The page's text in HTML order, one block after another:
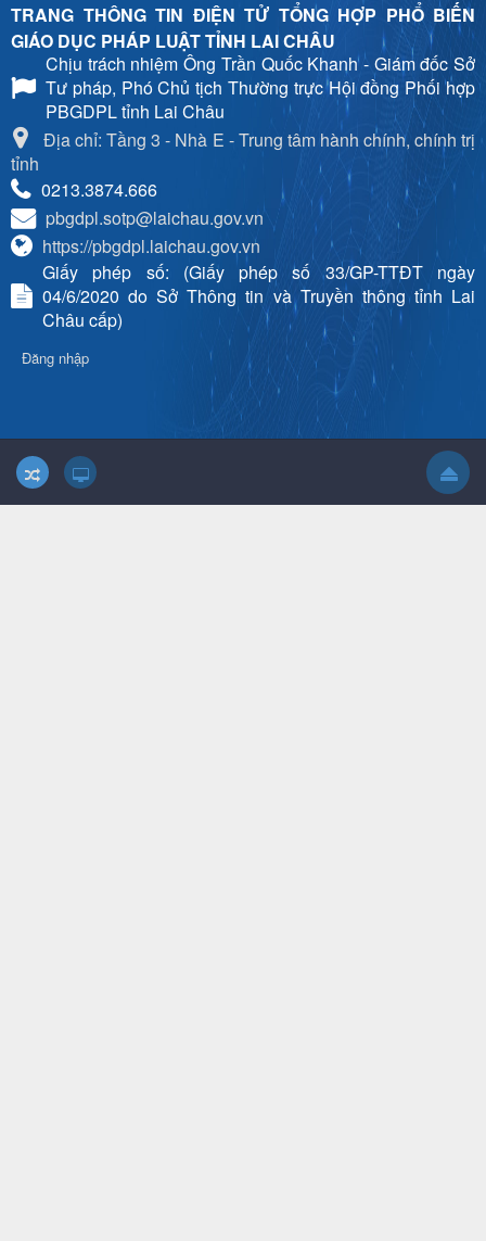
TRANG THÔNG TIN ĐIỆN TỬ TỔNG HỢP PHỔ BIẾN
GIÁO DỤC PHÁP LUẬT TỈNH LAI CHÂU
Chịu trách nhiệmÔng Trần Quốc Khanh - Giám đốc Sở
Tư pháp, Phó Chủ tịch Thường trực Hội đồng Phối hợp
PBGDPL tỉnh Lai Châu
Địa chỉ: Tầng 3 - Nhà E - Trung tâm hành chính, chính trị
tỉnh
0213.3874.666
pbgdpl.sotp@laichau.gov.vn
https://pbgdpl.laichau.gov.vn
Giấy phép số: (Giấy phép số 33/GP-TTĐT ngày
04/6/2020 do Sở Thông tin và Truyền thông tỉnh Lai
Châu cấp)
Đăng nhập